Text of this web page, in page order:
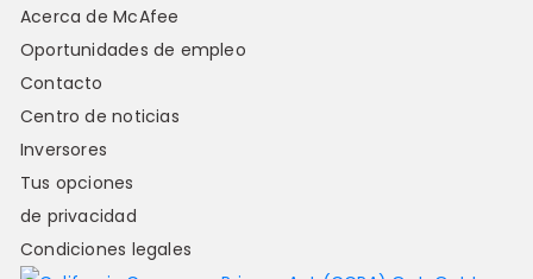
Acerca de McAfee
Oportunidades de empleo
Contacto
Centro de noticias
Inversores
Tus opciones
de privacidad
Condiciones legales